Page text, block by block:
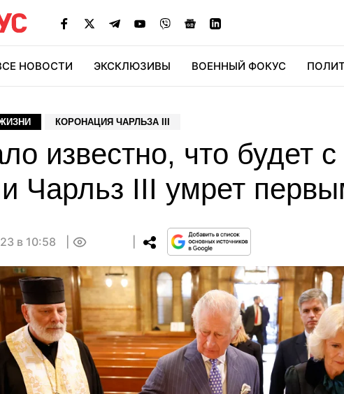
НОВОСТИ ЭКСКЛЮЗИВЫ ВОЕННЫЙ ФОКУС
КОРОНАЦИЯ ЧАРЛЬЗА III
известно, что будет
Чарльз ІІІ умрет
в 10:58